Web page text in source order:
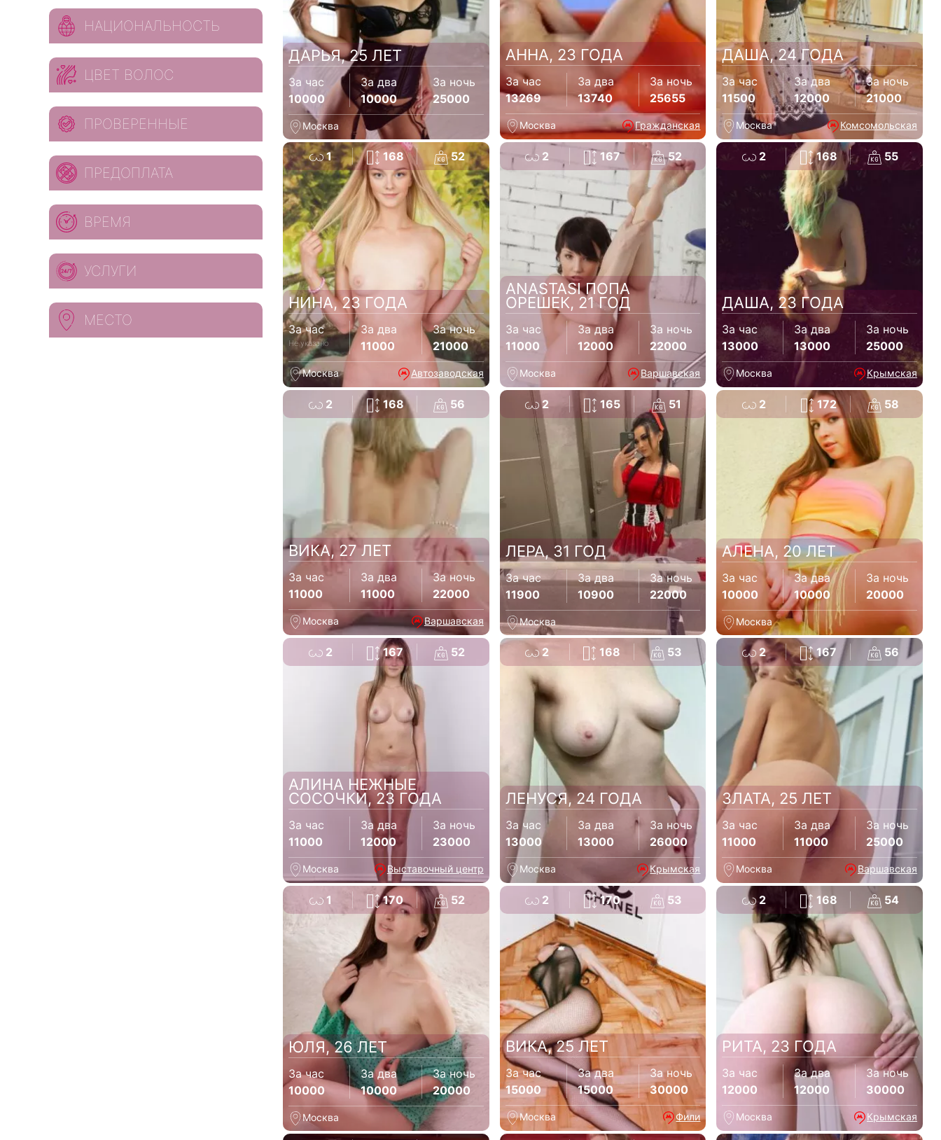
ДАРЬЯ, 25 ЛЕТ
За час
10000
За два
10000
За ночь
25000
Москва
АННА, 23 ГОДА
За час
13269
За два
13740
За ночь
25655
Москва Гражданская
ДАША, 24 ГОДА
За час
11500
За два
12000
За ночь
21000
Москва Комсомольская
1 168 52
НИНА, 23 ГОДА
За час
Не указано
За два
11000
За ночь
21000
Москва Автозаводская
2 167 52
ANASTASI ПОПА
ОРЕШЕК, 21 ГОД
За час
11000
За два
12000
За ночь
22000
Москва Варшавская
2 168 55
ДАША, 23 ГОДА
За час
13000
За два
13000
За ночь
25000
Москва Крымская
2 168 56
ВИКА, 27 ЛЕТ
За час
11000
За два
11000
За ночь
22000
Москва Варшавская
2 165 51
ЛЕРА, 31 ГОД
За час
11900
За два
10900
За ночь
22000
Москва
2 172 58
АЛЕНА, 20 ЛЕТ
За час
10000
За два
10000
За ночь
20000
Москва
2 167 52
АЛИНА НЕЖНЫЕ
СОСОЧКИ, 23 ГОДА
За час
11000
За два
12000
За ночь
23000
Москва Выставочный центр
2 168 53
ЛЕНУСЯ, 24 ГОДА
За час
13000
За два
13000
За ночь
26000
Москва Крымская
2 167 56
ЗЛАТА, 25 ЛЕТ
За час
11000
За два
11000
За ночь
25000
Москва Варшавская
1 170 52
ЮЛЯ, 26 ЛЕТ
За час
10000
За два
10000
За ночь
20000
Москва
2 170 53
ВИКА, 25 ЛЕТ
За час
15000
За два
15000
За ночь
30000
Москва Фили
2 168 54
РИТА, 23 ГОДА
За час
12000
За два
12000
За ночь
30000
Москва Крымская
НАЦИОНАЛЬНОСТЬ
ЦВЕТ ВОЛОС
ПРОВЕРЕННЫЕ
ПРЕДОПЛАТА
ВРЕМЯ
УСЛУГИ
МЕСТО